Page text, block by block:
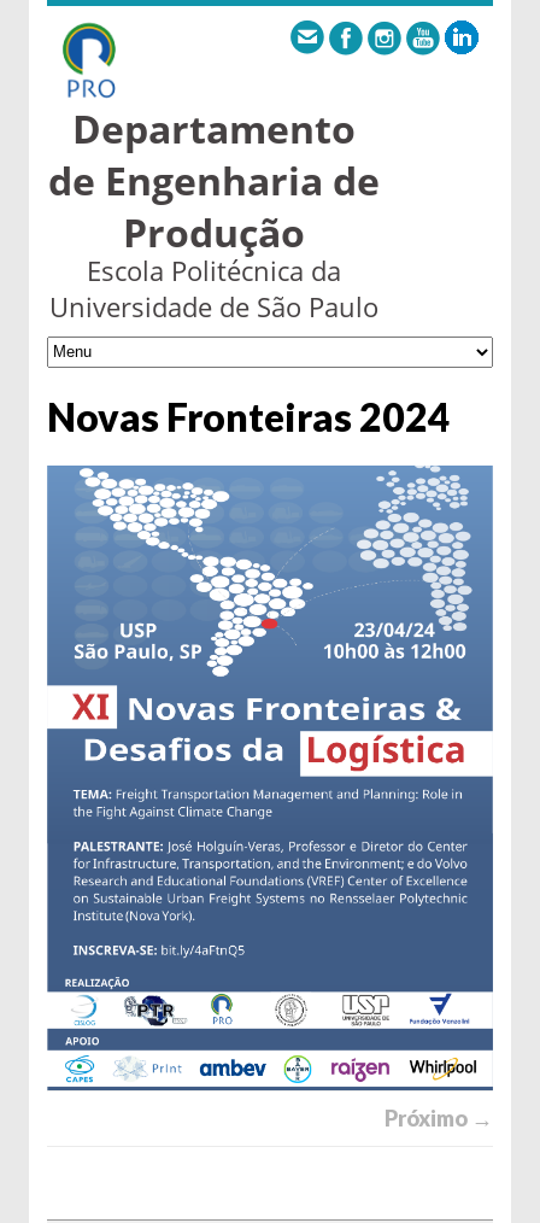
Departamento
de Engenharia de
Produção
Escola Politécnica da
Universidade de São Paulo
Novas Fronteiras 2024
Próximo →